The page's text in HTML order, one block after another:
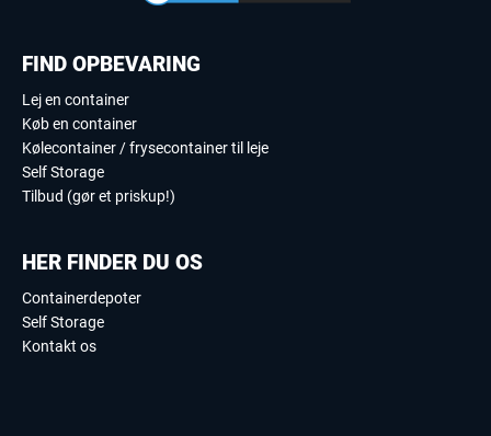
FIND OPBEVARING
Lej en container
Køb en container
Kølecontainer / frysecontainer til leje
Self Storage
Tilbud (gør et priskup!)
HER FINDER DU OS
Containerdepoter
Self Storage
Kontakt os